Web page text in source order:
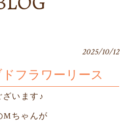
2025/10/12
フラワーリース
います♪
Mちゃんが